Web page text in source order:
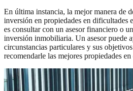
En última instancia, la mejor manera de
inversión en propiedades en dificultades
es consultar con un asesor financiero o
inversión inmobiliaria. Un asesor puede
circunstancias particulares y sus
recomendarle las mejores propiedades